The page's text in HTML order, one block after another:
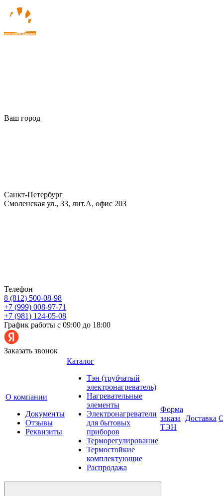
Ваш город
Санкт-Петербург
Смоленская ул., 33, лит.А, офис 203
Телефон
8 (812) 500-08-98
+7 (999) 008-97-71
+7 (981) 124-05-08
График работы с 09:00 до 18:00
Заказать звонок
О компании
Документы
Отзывы
Реквизиты
Каталог
Тэн (трубчатый
электронагреватель)
Нагревательные
элементы
Электронагреватели
для бытовых
приборов
Терморегулирование
Термостойкие
комплектующие
Распродажа
Форма
заказа
ТЭН
Доставка